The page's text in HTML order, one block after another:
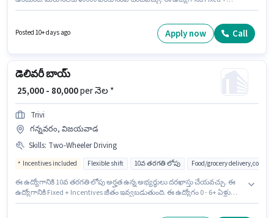
Wheeler Driving వంటి నైపుణ్యాలు ఉండాలి. Trivi డెలివరీ విభాగంలో డెలివరీ
బాయ్ ఉద్యోగానికి క్రియాశీలకంగా నియామకం జరుగుతోంది. ఈ ఉద్యోగంలో అదనపు
Posted 10+ days ago Apply now Call
డెలివరీ బాయ్
₹ 25,000 - 80,000per నెల *
Trivi
గన్నవరం, విజయవాడ
Skills: Two-Wheeler Driving
Incentives included Flexible shift 10వ తరగతి లోపు Food/grocery
ఈ ఉద్యోగానికి 10వ తరగతి లోపు అర్హత ఉన్న అభ్యర్థులు దరఖాస్తు చేయవచ్చు. ఈ
ఉద్యోగానికి Fixed + Incentives జీతం ఇవ్వబడుతుంది. ఈ ఉద్యోగం 0 - 6+ ఏళ్లు